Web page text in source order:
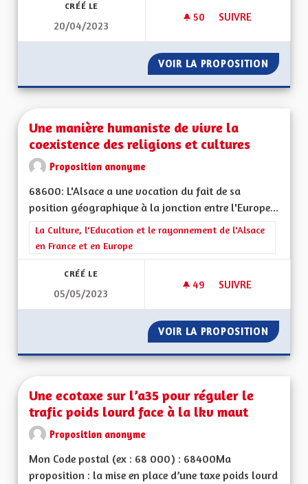
CRÉÉ LE
20/04/2023
50 50 ABONNÉS
SUIVRE
VOIR LA PROPOSITION UNE
Une manière humaniste de vivre la
coexistence des religions et cultures
Proposition anonyme
68600: L'Alsace a une vocation du fait de sa
position géographique à la jonction entre l'Europe...
Filtrer les résultats de la catégorie : La Culture, l'Education et
La Culture, l'Education et le rayonnement de l'Alsace
en France et en Europe
CRÉÉ LE
05/05/2023
49 49 ABONNÉS
SUIVRE
VOIR LA PROPOSITION UNE
Une ecotaxe sur l’a35 pour réguler le
trafic poids lourd face à la lkv maut
Proposition anonyme
Mon Code postal (ex : 68 000) : 68400Ma
proposition : la mise en place d’une taxe poids lourd